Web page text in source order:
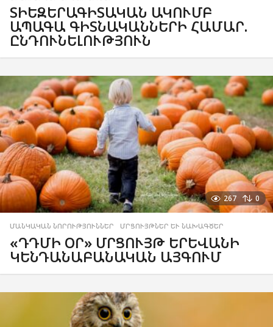
ՏԻԵԶԵՐԱԳԻՏԱԿԱՆ ԱԿՈՒՄԲ
ԱՊԱԳԱ ԳԻՏՆԱԿԱՆՆԵՐԻ ՀԱՄԱՐ.
ԸՆԴՈՒՆԵԼՈՒԹՅՈՒՆ
267 0
ՄԱՆԿԱԿԱՆ ՆՈՐՈՒԹՅՈՒՆՆԵՐ ,ՄՐՑՈՒՅԹՆԵՐ ԵՒ ՆԱԽԱԳԾԵՐ
«ԴԴՄԻ ՕՐ» ՄՐՑՈՒՅԹ ԵՐԵՎԱՆԻ
ԿԵՆԴԱՆԱԲԱՆԱԿԱՆ ԱՅԳՈՒՄ